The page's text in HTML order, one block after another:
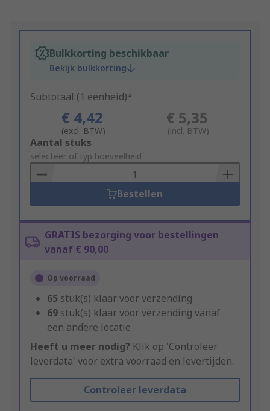
Bulkkorting beschikbaar
Bekijk bulkkorting
Subtotaal (1 eenheid)*
€ 4,42
(excl. BTW)
€ 5,35
(incl. BTW)
Add
to
Basket
Aantal stuks
selecteer of typ hoeveelheid
Bestellen
GRATIS bezorging voor bestellingen
vanaf € 90,00
Op voorraad
65 stuk(s) klaar voor verzending
69 stuk(s) klaar voor verzending vanaf
een andere locatie
Heeft u meer nodig? Klik op 'Controleer
leverdata' voor extra voorraad en levertijden.
Controleer leverdata